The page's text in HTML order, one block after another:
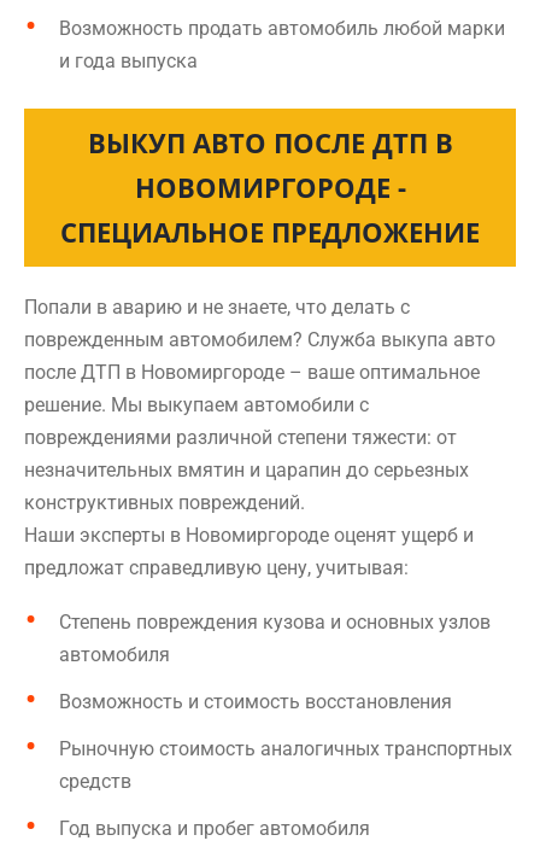
Возможность продать автомобиль любой марки
и года выпуска
ВЫКУП АВТО ПОСЛЕ ДТП В
НОВОМИРГОРОДЕ -
СПЕЦИАЛЬНОЕ ПРЕДЛОЖЕНИЕ
Попали в аварию и не знаете, что делать с
поврежденным автомобилем? Служба выкупа авто
после ДТП в Новомиргороде – ваше оптимальное
решение. Мы выкупаем автомобили с
повреждениями различной степени тяжести: от
незначительных вмятин и царапин до серьезных
конструктивных повреждений.
Наши эксперты в Новомиргороде оценят ущерб и
предложат справедливую цену, учитывая:
Степень повреждения кузова и основных узлов
автомобиля
Возможность и стоимость восстановления
Рыночную стоимость аналогичных транспортных
средств
Год выпуска и пробег автомобиля